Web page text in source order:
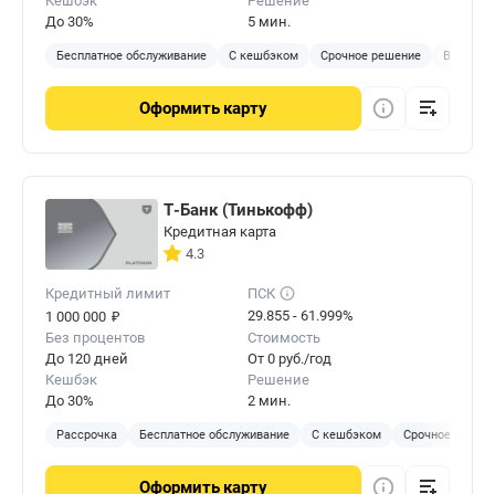
До 30%
5 мин.
Бесплатное обслуживание С кешбэком Срочное решение
Оформить карту
Т-Банк (Тинькофф)
Кредитная карта
4.3
Кредитный лимит
1 000 000 ₽
ПСК
29.855 - 61.999%
Без процентов
До 120 дней
Стоимость
От 0 руб./год
Кешбэк
До 30%
Решение
2 мин.
Рассрочка Бесплатное обслуживание С кешбэком Срочное
Оформить карту